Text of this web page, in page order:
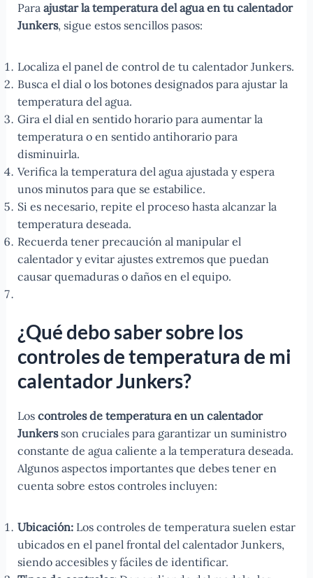
Para ajustar la temperatura del agua en tu calentador
Junkers, sigue estos sencillos pasos:
Localiza el panel de control de tu calentador Junkers.
Busca el dial o los botones designados para ajustar la
temperatura del agua.
Gira el dial en sentido horario para aumentar la
temperatura o en sentido antihorario para
disminuirla.
Verifica la temperatura del agua ajustada y espera
unos minutos para que se estabilice.
Si es necesario, repite el proceso hasta alcanzar la
temperatura deseada.
Recuerda tener precaución al manipular el
calentador y evitar ajustes extremos que puedan
causar quemaduras o daños en el equipo.
¿Qué debo saber sobre los
controles de temperatura de mi
calentador Junkers?
Los controles de temperatura en un calentador
Junkersson cruciales para garantizar un suministro
constante de agua caliente a la temperatura deseada.
Algunos aspectos importantes que debes tener en
cuenta sobre estos controles incluyen:
Ubicación:Los controles de temperatura suelen estar
ubicados en el panel frontal del calentador Junkers,
siendo accesibles y fáciles de identificar.